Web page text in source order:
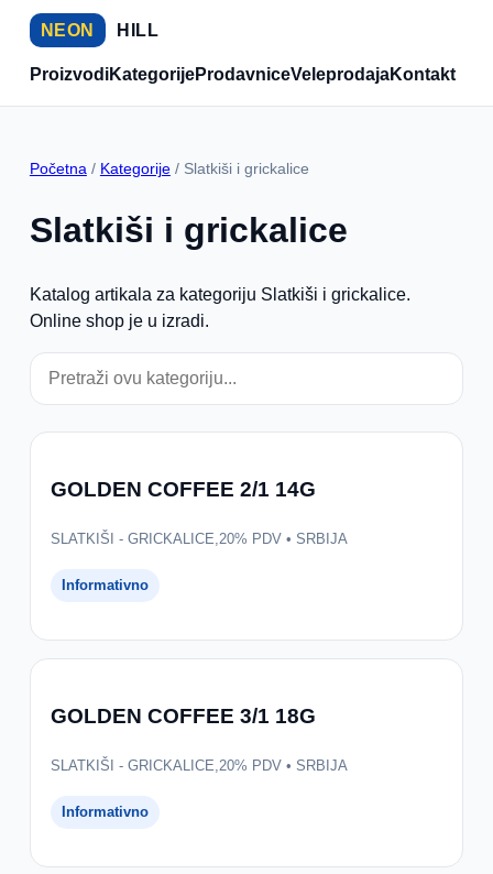
NEON HILL
ProizvodiKategorijeProdavniceVeleprodajaKontakt
Početna / Kategorije/ Slatkiši i grickalice
Slatkiši i grickalice
Katalog artikala za kategoriju Slatkiši i grickalice.
Online shop je u izradi.
GOLDEN COFFEE 2/1 14G
SLATKIŠI - GRICKALICE,20% PDV • SRBIJA
Informativno
GOLDEN COFFEE 3/1 18G
SLATKIŠI - GRICKALICE,20% PDV • SRBIJA
Informativno